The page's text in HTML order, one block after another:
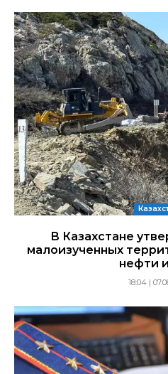
В Казахстане
малоизученных
нефти
18:04 |